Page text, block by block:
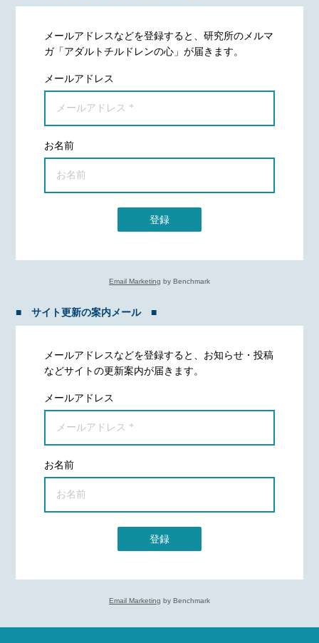
メールアドレスなどを登録すると、研究所のメルマ
ガ「アダルトチルドレンの心」が届きます。
メールアドレス
お名前
登録
Email Marketing by Benchmark
■ サイト更新の案内メール ■
メールアドレスなどを登録すると、お知らせ・投稿
などサイトの更新案内が届きます。
メールアドレス
お名前
登録
Email Marketing by Benchmark